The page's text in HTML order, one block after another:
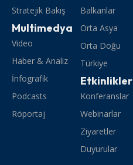
Stratejik Bakış
Multimedya
Video
Haber & Analiz
İnfografik
Podcasts
Röportaj
Balkanlar
Orta Asya
Orta Doğu
Türkiye
Etkinlikler
Konferanslar
Webinarlar
Ziyaretler
Duyurular